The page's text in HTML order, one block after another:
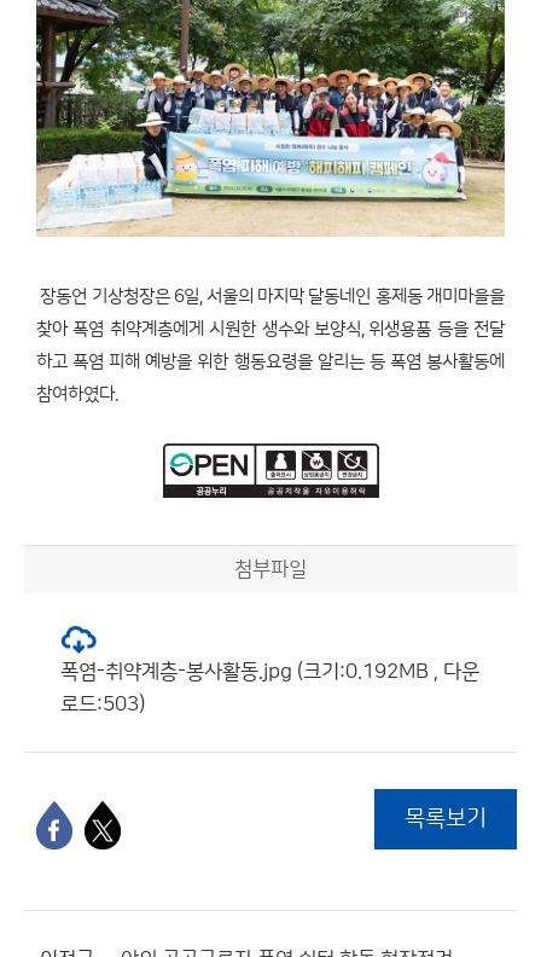
장동언 기상청장은 6일, 서울의 마지막 달동네인 홍제동 개미마을을
찾아 폭염 취약계층에게 시원한 생수와 보양식, 위생용품 등을 전달
하고 폭염 피해 예방을 위한 행동요령을 알리는 등 폭염 봉사활동에
참여하였다.
첨부파일
폭염-취약계층-봉사활동.jpg (크기:0.192MB , 다운
로드:503)
목록보기